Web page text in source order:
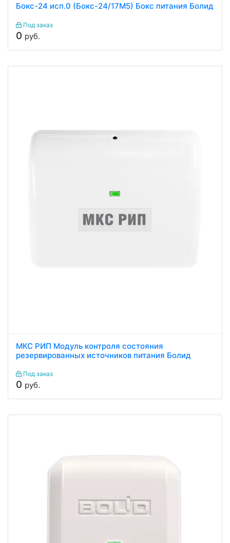
Бокс-24 исп.0 (Бокс-24/17М5) Бокс питания Болид
Под заказ
0 руб.
МКС РИП Модуль контроля состояния
резервированных источников питания Болид
Под заказ
0 руб.